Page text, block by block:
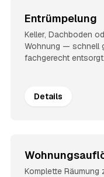
Entrümpelung
Keller, Dachboden
Wohnung — schnell
fachgerecht entsorgt.
Details
Komplette Räumung